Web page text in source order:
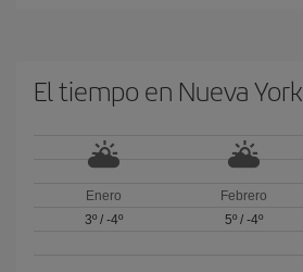
El tiempo en Nueva York
Enero
3º/ -4º
Febrero
5º/ -4º